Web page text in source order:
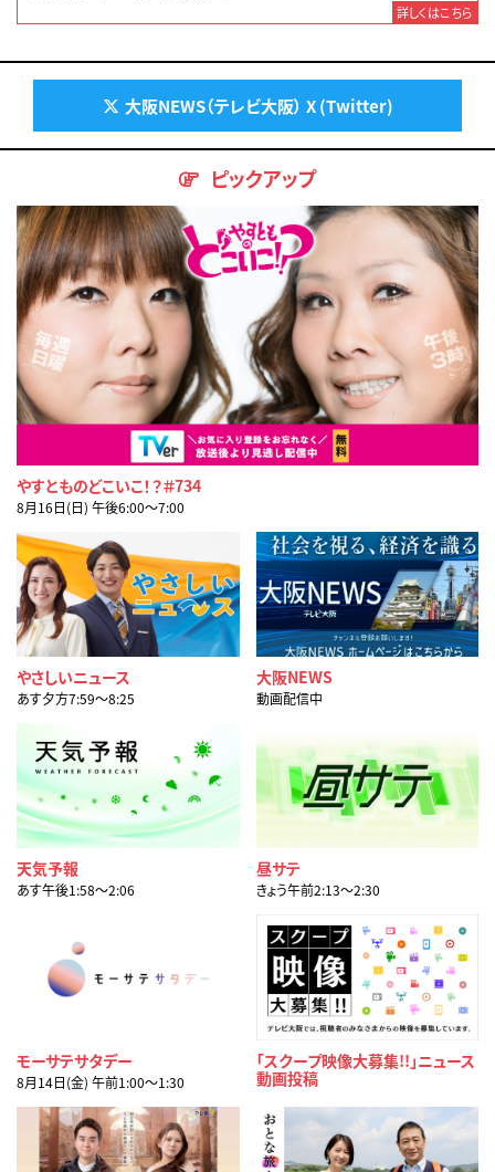
詳しくはこちら
大阪NEWS（テレビ大阪） X (Twitter)
ピックアップ
やすとものどこいこ！？＃734
8月16日(日) 午後6:00〜7:00
やさしいニュース
あす夕方7:59〜8:25
大阪NEWS
動画配信中
天気予報
あす午後1:58〜2:06
昼サテ
きょう午前2:13〜2:30
モーサテサタデー
8月14日(金) 午前1:00〜1:30
「スクープ映像大募集!!」ニュース
動画投稿